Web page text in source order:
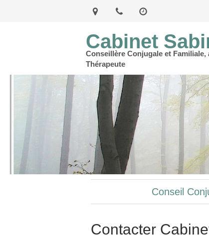
Cabinet
Conseillère Conjugale et Familiale,
Thérapeute
Conseil
Contacter